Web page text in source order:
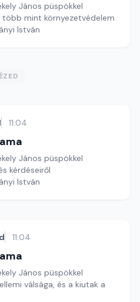
János püspökkel
több mint környezetvédelem
István
11:04
János püspökkel
kérdéseiről
István
11:04
János püspökkel
válsága, és a kiutak a